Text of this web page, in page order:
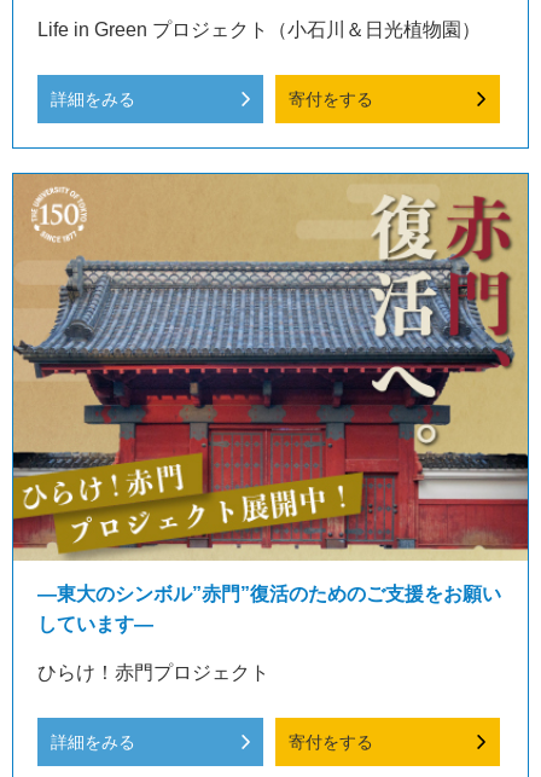
Life in Green プロジェクト（小石川＆日光植物園）
詳細をみる 寄付をする
―東大のシンボル”赤門”復活のためのご支援をお願い
しています―
ひらけ！赤門プロジェクト
詳細をみる 寄付をする